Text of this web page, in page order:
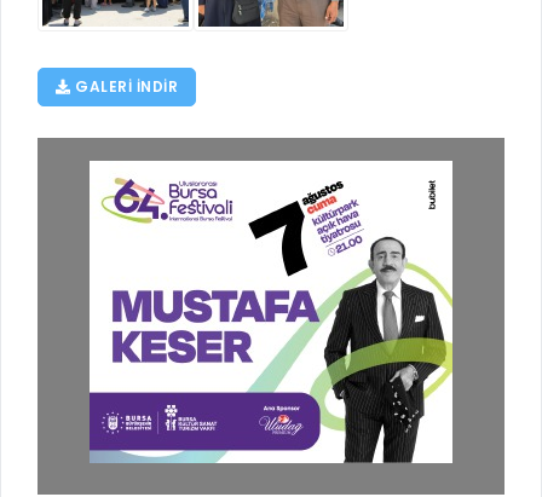
MÜHENDİS, MİMAR VE SÜRVEYAN KAYITLARI
VEFAT KAYDI GİRİŞİ (İLÇE BELEDİYELER)
GÜNLÜK KAZI ÇALIŞMALARI
TARIMSAL AMAÇLI METEOROLOJİ İSTASYON VERİLERİ
GALERI INDIR